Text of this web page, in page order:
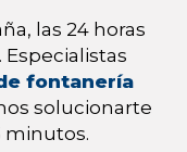
las 24 horas
Especialistas
fontanería
solucionarte
minutos.